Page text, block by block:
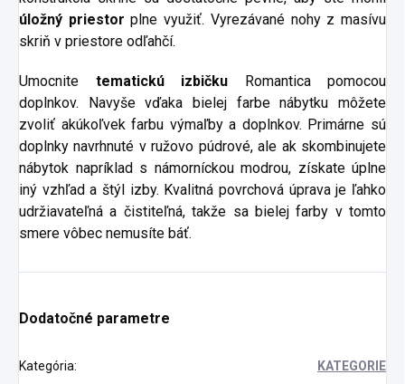
úložný priestor plne využiť. Vyrezávané nohy z masívu
skriň v priestore odľahčí.
Umocnite tematickú izbičku Romantica pomocou
doplnkov. Navyše vďaka bielej farbe nábytku môžete
zvoliť akúkoľvek farbu výmaľby a doplnkov. Primárne sú
doplnky navrhnuté v ružovo púdrové, ale ak skombinujete
nábytok napríklad s námorníckou modrou, získate úplne
iný vzhľad a štýl izby. Kvalitná povrchová úprava je ľahko
udržiavateľná a čistiteľná, takže sa bielej farby v tomto
smere vôbec nemusíte báť.
Dodatočné parametre
Kategória: KATEGORIE